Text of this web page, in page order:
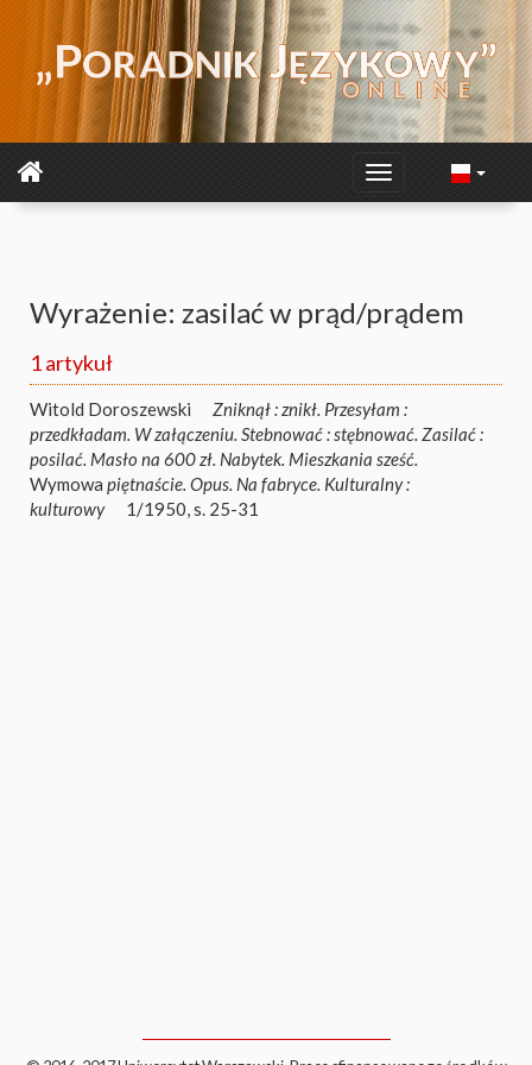
Wyrażenie: zasilać w prąd/prądem
1 artykuł
Witold Doroszewski
Zniknął : znikł. Przesyłam :
przedkładam. W załączeniu. Stebnować : stębnować. Zasilać :
posilać. Masło na 600 zł. Nabytek. Mieszkania sześć.
Wymowa piętnaście. Opus. Na fabryce. Kulturalny :
kulturowy
1/1950, s. 25-31